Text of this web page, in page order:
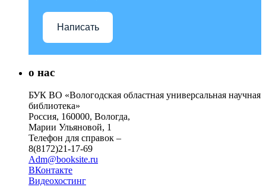
Написать
о нас
БУК ВО «Вологодская областная универсальная научная
библиотека»
Россия, 160000, Вологда,
Марии Ульяновой, 1
Телефон для справок –
8(8172)21-17-69
Adm@booksite.ru
ВКонтакте
Видеохостинг